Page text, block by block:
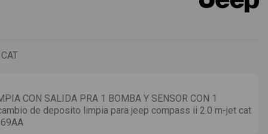
CON SALIDA PRA 1 BOMBA Y SENSOR CON 1
de deposito limpia para jeep compass ii 2.0 m-jet cat